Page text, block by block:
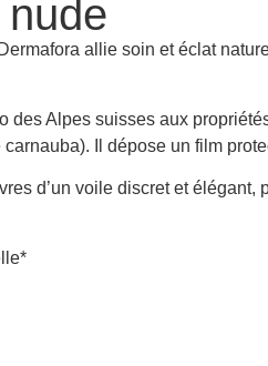
allie soin et éclat
des Alpes suisses aux
Il dépose un film
d’un voile discret et élégant,